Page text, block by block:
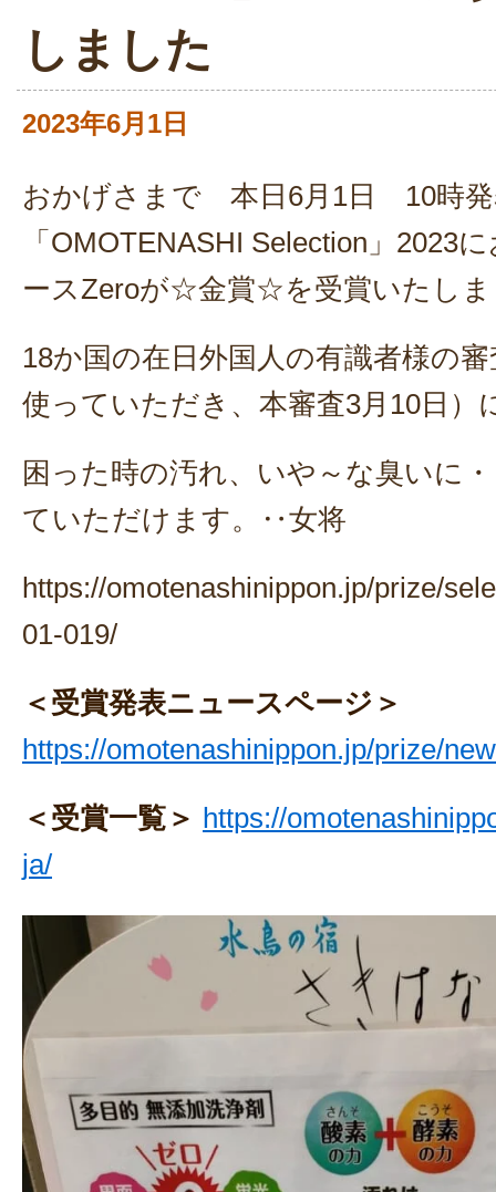
しました
2023年6月1日
おかげさまで 本日6月1日 10時
「OMOTENASHI Selection」2023
ースZeroが☆金賞☆を受賞いたしま
18か国の在日外国人の有識者様の
使っていただき、本審査3月10日）
困った時の汚れ、いや～な臭いに
ていただけます。‥女将
https://omotenashinippon.jp/prize/
01-019/
＜受賞発表ニュースページ＞
https://omotenashinippon.jp/prize/
＜受賞一覧＞ https://
ja/